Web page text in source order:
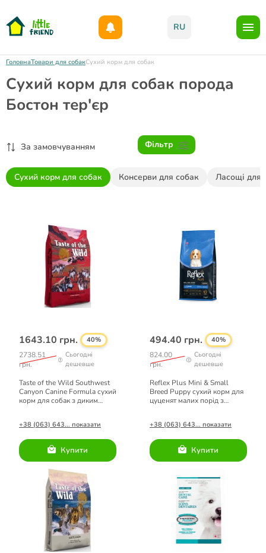
RU
ГоловнаТовари для собакСухий корм для собак
Сухий корм для собак порода
Бостон тер'єр
За замовчуванням Фільтр
Сухий корм для собак Консерви для собак Ласощі для
1643.10 грн. 40%
2738.51
грн.
Сьогодні
дешевше
Taste of the Wild Southwest
Canyon Canine Formula сухий
корм для собак з диким
+38 (063) 643... показати
Купити
494.40 грн. 40%
824.00
грн.
Сьогодні
дешевше
Reflex Plus Mini & Small
Breed Puppy сухий корм для
цуценят малих порід з
+38 (063) 643... показати
Купити